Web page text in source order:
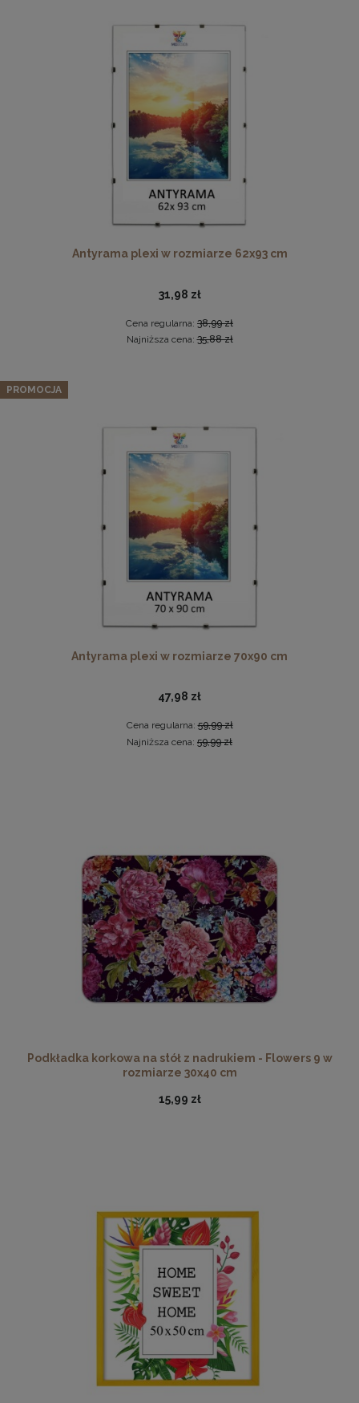
Twarda podkładka korkowa z nadrukiem w rozmiarze
DO KOSZYKA
Ramka na zdjęcia 35 x 50 cm czarna, z naturalnego drewna
37,99 zł
DO KOSZYKA
Nowoczesna otwierana pufa 45x160 w kolorze grafitowym
519,99 zł
Ramka na zdjęcia 30 x 30 cm pomarańczowa, z naturalnego
drewna
32,99 zł
DO KOSZYKA
Antyrama plexi w rozmiarze 62x93 cm
31,98 zł
Cena regularna: 38,99 zł
Najniższa cena:35,88 zł
Antyrama plexi w rozmiarze 70x90 cm
47,98 zł
Cena regularna:59,99 zł
Najniższa cena: 59,99 zł
PROMOCJA
Podkładka korkowa na stół z nadrukiem - Flowers 9 w
rozmiarze 30x40 cm
15,99 zł